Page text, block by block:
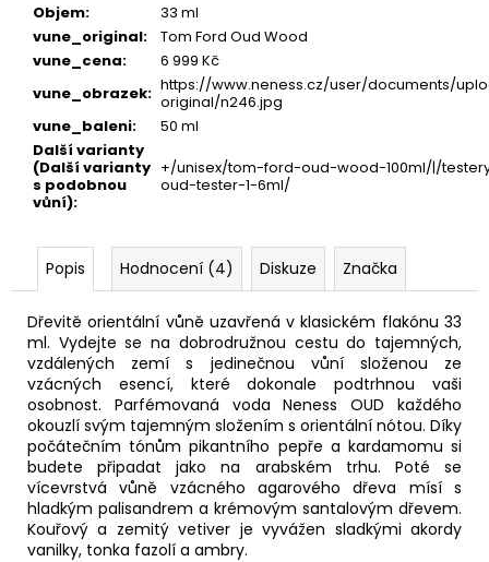
Objem:
33 ml
vune_original:
Tom Ford Oud Wood
vune_cena:
6 999 Kč
vune_obrazek: https://www.neness.cz/user/documents/
original/n246.jpg
vune_baleni:
50 ml
Další varianty
(Další varianty
s podobnou
vůní):
+/unisex/tom-ford-oud-wood-100ml/|/
oud-tester-1-6ml/
Popis Hodnocení (4) Diskuze Značka
Dřevitě orientální vůně uzavřená v klasickém flakónu 33
ml. Vydejte se na dobrodružnou cestu do tajemných,
vzdálených zemí s jedinečnou vůní složenou ze
vzácných esencí, které dokonale podtrhnou vaši
osobnost. Parfémovaná voda Neness OUD každého
okouzlí svým tajemným složením s orientální nótou. Díky
počátečním tónům pikantního pepře a kardamomu si
budete připadat jako na arabském trhu. Poté se
vícevrstvá vůně vzácného agarového dřeva mísí s
hladkým palisandrem a krémovým santalovým dřevem.
Kouřový a zemitý vetiver je vyvážen sladkými akordy
vanilky, tonka fazolí a ambry.